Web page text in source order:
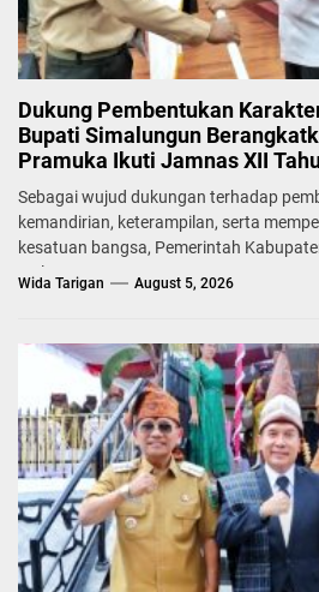
Dukung Pembentukan
Bupati Simalungun
Pramuka Ikuti Jamnas XII
Sebagai wujud dukungan terhadap
kemandirian, keterampilan, serta
kesatuan bangsa, Pemerintah
melepas...
Wida Tarigan August 5, 2026